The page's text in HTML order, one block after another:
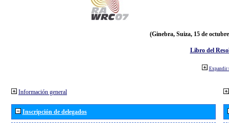
(Ginebra, Suiza, 15 de
Libro del
Expandir
Información general
Inscripción de delegados